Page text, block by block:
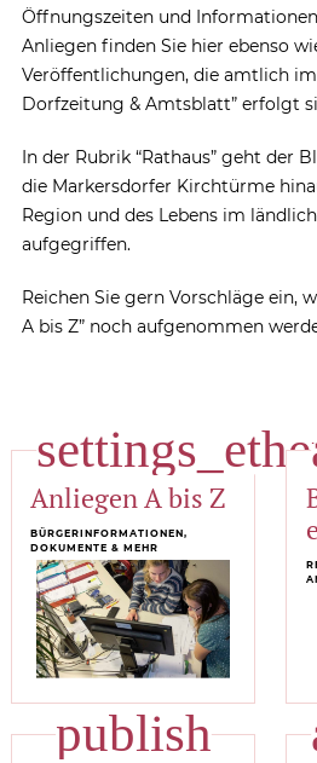
Öffnungszeiten und
Anliegen finden Sie hier ebenso
Veröffentlichungen, die amtlich im
Dorfzeitung & Amtsblatt” erfolgt
In der Rubrik “Rathaus” geht der
die Markersdorfer Kirchtürme
Region und des Lebens im
aufgegriffen.
Reichen Sie gern Vorschläge ein,
A bis Z” noch aufgenommen
Anliegen A bis Z
BÜRGERINFORMATIONEN,
DOKUMENTE & MEHR
publish